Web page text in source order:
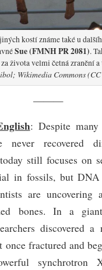
kostí známe také u
Sue (FMNH PR 2081).
života velmi četná zranění
Wikimedia Commons (CC
———
: Despite many
never recovered
still focuses on
in fossils, but
are uncovering
bones. In a
discovered
once fractured and
synchrotron